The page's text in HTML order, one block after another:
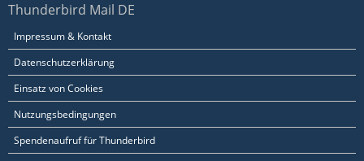
Thunderbird Mail DE
Impressum & Kontakt
Datenschutzerklärung
Einsatz von Cookies
Nutzungsbedingungen
Spendenaufruf für Thunderbird